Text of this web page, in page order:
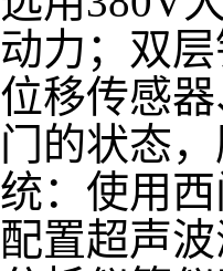
动力；双
位移传感
门的状态
统：使用
配置超声